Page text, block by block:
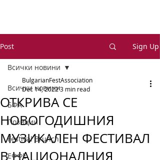
Post Sign Up
Всички новини
БФА
Позиции
Festival Brunch
ЕФФЕ
Всички новини
ОТКРИВА СЕ
НОВОГОДИШНИЯ
МУЗИКАЛЕН ФЕСТИВАЛ
В НАЦИОНАЛНИЯ
BulgarianFestAssociation
Dec 14, 20223 min read